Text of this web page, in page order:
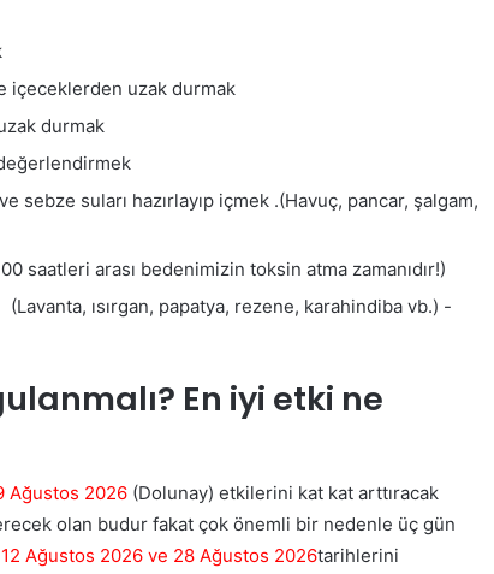
içeceklerden uzak durmak
durmak
sebze suları hazırlayıp içmek .(Havuç, pancar, şalgam,
saatleri arası bedenimizin toksin atma zamanıdır!)
ısırgan, papatya, rezene, karahindiba vb.) -
En iyi etki ne
Ağustos 2026 (Dolunay) etkilerini kat kat arttıracak
olan budur fakat çok önemli bir nedenle üç gün
12 Ağustos 2026 ve 28 Ağustos 2026tarihlerini